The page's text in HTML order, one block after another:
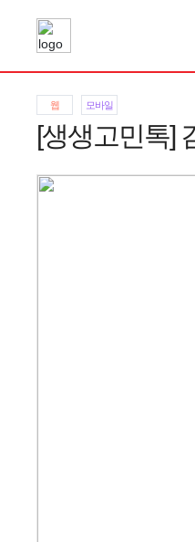
웹 모바일
[생생고민톡]